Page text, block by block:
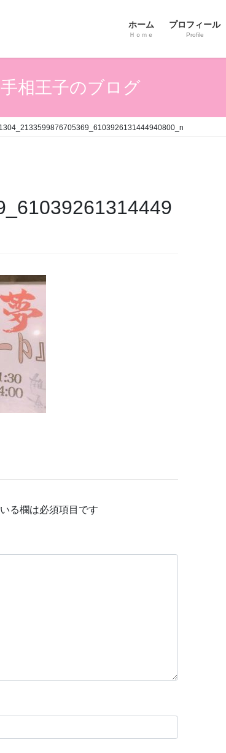
ホーム
Ｈｏｍｅ
プロフィール
Profile
手相王子のブログ
る欄は必須項目です